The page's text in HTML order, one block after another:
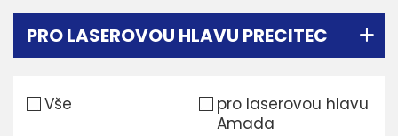
Funkční Díly
PRO LASEROVOU HLAVU PRECITEC
Vše
pro laserovou hlavu
Amada